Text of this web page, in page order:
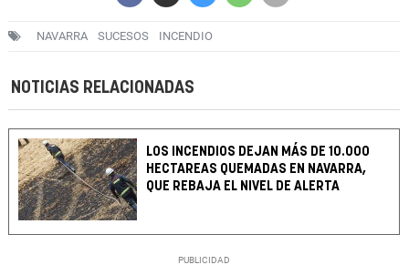
NAVARRA SUCESOS INCENDIO
NOTICIAS RELACIONADAS
LOS INCENDIOS DEJAN MÁS DE 10.000
HECTAREAS QUEMADAS EN NAVARRA,
QUE REBAJA EL NIVEL DE ALERTA